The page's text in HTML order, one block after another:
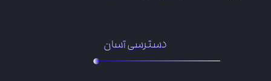
دسترسی آسان